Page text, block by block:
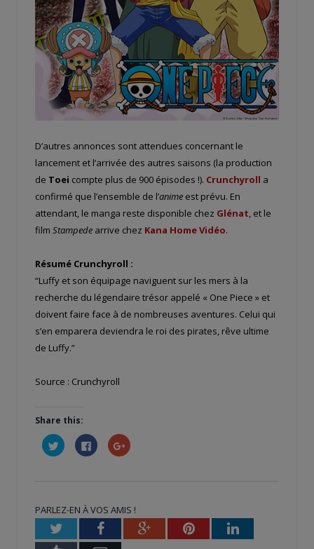
D’autres annonces sont attendues concernant le
lancement et l’arrivée des autres saisons (la production
de Toei compte plus de 900 épisodes !). Crunchyroll a
confirmé que l’ensemble de l’anime est prévu. En
attendant, le manga reste disponible chez Glénat, et le
film Stampede arrive chez Kana Home Vidéo.
Résumé Crunchyroll :
“Luffy et son équipage naviguent sur les mers à la
recherche du légendaire trésor appelé « One Piece » et
doivent faire face à de nombreuses aventures. Celui qui
s’en emparera deviendra le roi des pirates, rêve ultime
de Luffy.”
Source : Crunchyroll
Share this:
Cliquez
pour
partager
nouvelle
fenêtre)
Cliquez
pour
partager
fenêtre)
Cliquez
pour
nouvelle
fenêtre)
PARLEZ-EN À VOS AMIS !
TwitterFacebookGoogle+PinterestLinkedIn